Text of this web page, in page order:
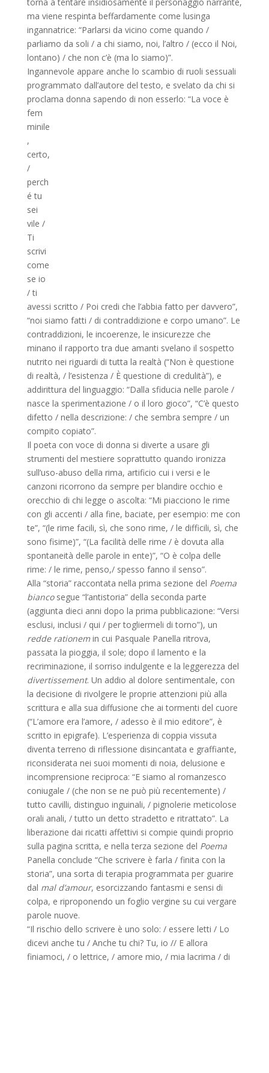
torna a tentare insidiosamente il personaggio narrante,
ma viene respinta beffardamente come lusinga
ingannatrice: “Parlarsi da vicino come quando /
parliamo da soli / a chi siamo, noi, l’altro / (ecco il Noi,
lontano) / che non c’è (ma lo siamo)”.
Ingannevole appare anche lo scambio di ruoli sessuali
programmato dall’autore del testo, e svelato da chi si
proclama donna sapendo di non esserlo: “La voce è
fem
minile
,
certo,
/
perch
é tu
sei
vile /
Ti
scrivi
come
se io
/ ti
avessi scritto / Poi credi che l’abbia fatto per davvero”,
“noi siamo fatti / di contraddizione e corpo umano”. Le
contraddizioni, le incoerenze, le insicurezze che
minano il rapporto tra due amanti svelano il sospetto
nutrito nei riguardi di tutta la realtà (“Non è questione
di realtà, / l’esistenza / È questione di credulità”), e
addirittura del linguaggio: “Dalla sfiducia nelle parole /
nasce la sperimentazione / o il loro gioco”, “C’è questo
difetto / nella descrizione: / che sembra sempre / un
compito copiato”.
Il poeta con voce di donna si diverte a usare gli
strumenti del mestiere soprattutto quando ironizza
sull’uso-abuso della rima, artificio cui i versi e le
canzoni ricorrono da sempre per blandire occhio e
orecchio di chi legge o ascolta: “Mi piacciono le rime
con gli accenti / alla fine, baciate, per esempio: me con
te”, “(le rime facili, sì, che sono rime, / le difficili, sì, che
sono fisime)”, “(La facilità delle rime / è dovuta alla
spontaneità delle parole in ente)”, “O è colpa delle
rime: / le rime, penso,/ spesso fanno il senso”.
Alla “storia” raccontata nella prima sezione del Poema
bianco segue “l’antistoria” della seconda parte
(aggiunta dieci anni dopo la prima pubblicazione: “Versi
esclusi, inclusi / qui / per togliermeli di torno”), un
redde rationemin cui Pasquale Panella ritrova,
passata la pioggia, il sole; dopo il lamento e la
recriminazione, il sorriso indulgente e la leggerezza del
divertissement. Un addio al dolore sentimentale, con
la decisione di rivolgere le proprie attenzioni più alla
scrittura e alla sua diffusione che ai tormenti del cuore
(“L’amore era l’amore, / adesso è il mio editore”, è
scritto in epigrafe). L’esperienza di coppia vissuta
diventa terreno di riflessione disincantata e graffiante,
riconsiderata nei suoi momenti di noia, delusione e
incomprensione reciproca: “E siamo al romanzesco
coniugale / (che non se ne può più recentemente) /
tutto cavilli, distinguo inguinali, / pignolerie meticolose
orali anali, / tutto un detto stradetto e ritrattato”. La
liberazione dai ricatti affettivi si compie quindi proprio
sulla pagina scritta, e nella terza sezione del Poema
Panella conclude “Che scrivere è farla / finita con la
storia”, una sorta di terapia programmata per guarire
dal mal d’amour, esorcizzando fantasmi e sensi di
colpa, e riproponendo un foglio vergine su cui vergare
parole nuove.
“Il rischio dello scrivere è uno solo: / essere letti / Lo
dicevi anche tu / Anche tu chi? Tu, io // E allora
finiamoci, / o lettrice, / amore mio, / mia lacrima / di